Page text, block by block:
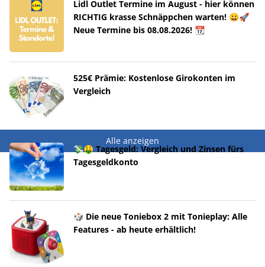
Lidl Outlet Termine im August - hier können
RICHTIG krasse Schnäppchen warten! 😀🚀
Neue Termine bis 08.08.2026! 📆
525€ Prämie: Kostenlose Girokonten im
Vergleich
Alle anzeigen
💸🤑 Tagesgeld: Vergleich und Zinsen fürs
Tagesgeldkonto
🎲 Die neue Toniebox 2 mit Tonieplay: Alle
Features - ab heute erhältlich!